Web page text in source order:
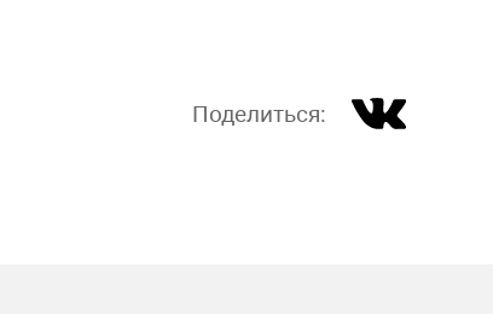
Поделиться: